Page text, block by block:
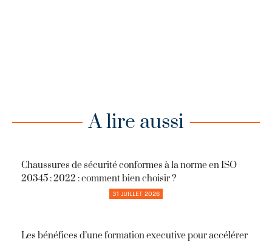
A lire aussi
Chaussures de sécurité conformes à la norme en ISO
20345 : 2022 : comment bien choisir ?
31 JUILLET 2026
Les bénéfices d’une formation executive pour accélérer